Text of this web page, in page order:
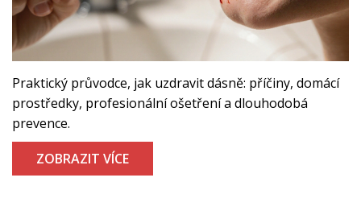
Praktický průvodce, jak uzdravit dásně: příčiny, domácí
prostředky, profesionální ošetření a dlouhodobá
prevence.
ZOBRAZIT VÍCE